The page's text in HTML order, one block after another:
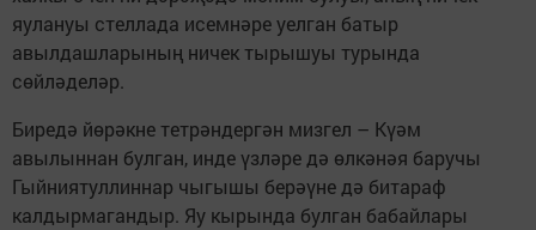
яулануы стеллада исемнәре уелган батыр
авылдашларының ничек тырышуы турында
сөйләделәр.
Биредә йөрәкне тетрәндергән мизгел – Күәм
авылыннан булган, инде үзләре дә өлкәнәя баручы
Гыйниятуллиннар чыгышы берәүне дә битараф
калдырмагандыр. Яу кырында булган бабайлары